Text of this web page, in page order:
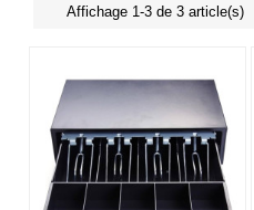
Affichage 1-3 de 3 article(s)